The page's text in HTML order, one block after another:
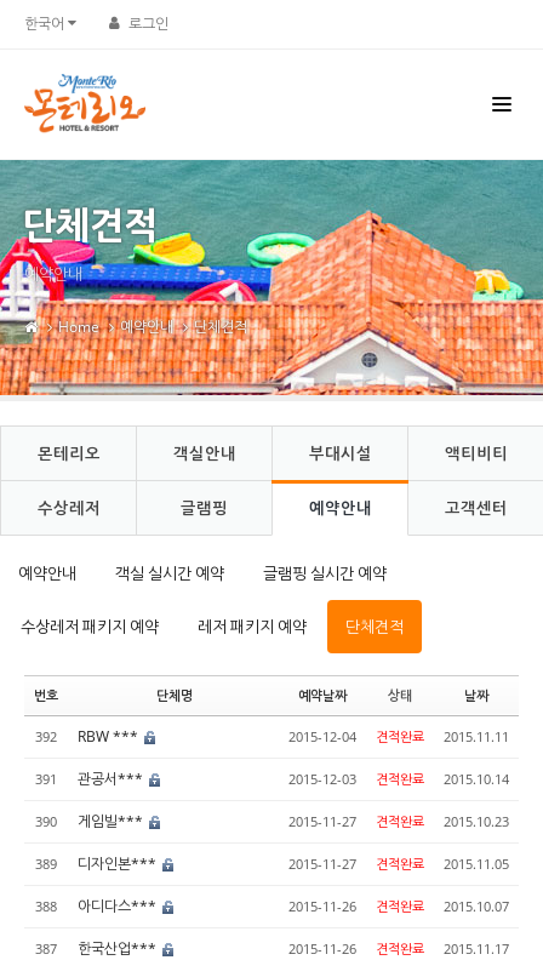
한국어 로그인
단체견적
예약안내
Home 예약안내 단체견적
몬테리오 객실안내 부대시설 액티비티
수상레저 글램핑 예약안내 고객센터
예약안내 객실 실시간 예약 글램핑 실시간 예약
수상레저 패키지 예약 레저 패키지 예약 단체견적
번호 단체명 예약날짜 상태 날짜
392 RBW *** 2015-12-04 견적완료 2015.11.11
391 관공서*** 2015-12-03 견적완료 2015.10.14
390 게임빌*** 2015-11-27 견적완료 2015.10.23
389 디자인본*** 2015-11-27 견적완료 2015.11.05
388 아디다스*** 2015-11-26 견적완료 2015.10.07
387 한국산업*** 2015-11-26 견적완료 2015.11.17
Sketchbook5, 스케치북5